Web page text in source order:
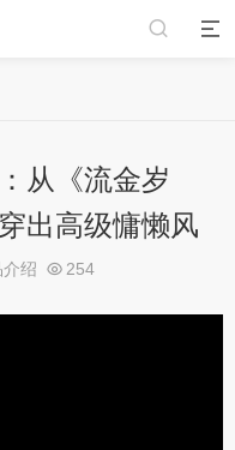
从《流金岁
出高级慵懒风
介绍 254